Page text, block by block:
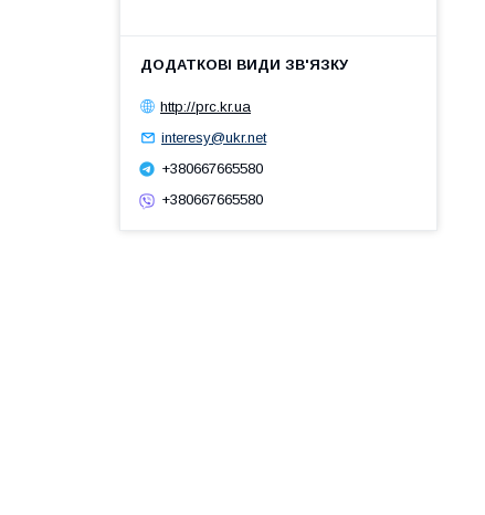
http://prc.kr.ua
interesy@ukr.net
+380667665580
+380667665580